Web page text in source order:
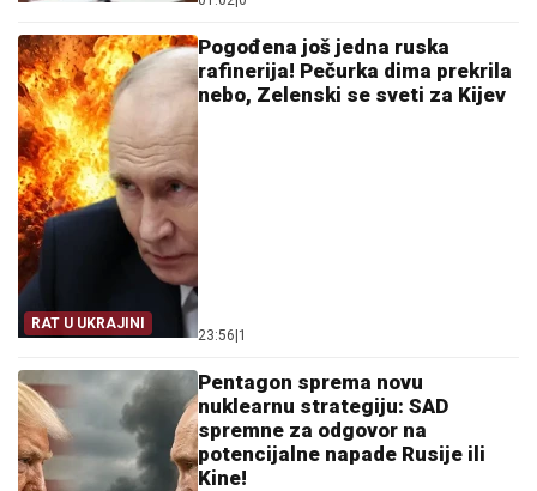
RAT U UKRAJINI
Pogođena još jedna ruska
rafinerija! Pečurka dima prekrila
nebo, Zelenski se sveti za Kijev
23:56 1
Pentagon sprema novu
nuklearnu strategiju: SAD
spremne za odgovor na
potencijalne napade Rusije ili
Kine!